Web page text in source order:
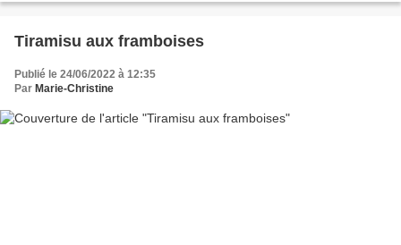
Tiramisu aux framboises
Publié le 24/06/2022 à 12:35
Par Marie-Christine